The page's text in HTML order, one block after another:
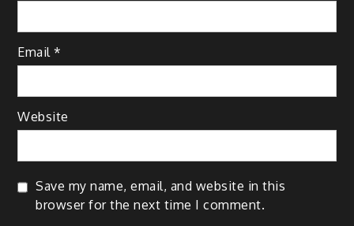
Email*
Website
Save my name, email, and website in this
browser for the next time I comment.